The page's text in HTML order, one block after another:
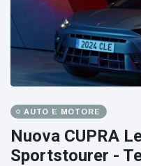
AUTO E MOTORE
Nuova CUPRA
Sportstourer -